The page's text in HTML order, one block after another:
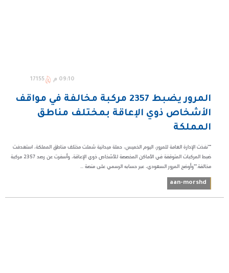
09:10 م 17155
المرور يضبط 2357 مركبة مخالفة في مواقف
الأشخاص ذوي الإعاقة بمختلف مناطق
المملكة
**نفذت الإدارة العامة للمرور، اليوم الخميس، حملة ميدانية شملت مختلف مناطق المملكة، استهدفت
ضبط المركبات المتوقفة في الأماكن المخصصة للأشخاص ذوي الإعاقة، وأسفرت عن رصد 2357 مركبة
مخالفة.**وأوضح المرور السعودي، عبر حسابه الرسمي على منصة ...
aan-morshd